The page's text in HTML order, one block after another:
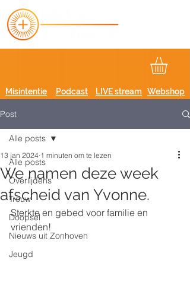
Podcast
Misintentie LIVE stream Webshop
Post
Alle posts
Overlijdens
Trouw
Doopsel
Nieuws uit Zonhoven
Jeugd
Alle posts
We namen deze week
afscheid van Yvonne.
13 jan 2024 1 minuten om te lezen
Sterkte en gebed voor familie en
vrienden!